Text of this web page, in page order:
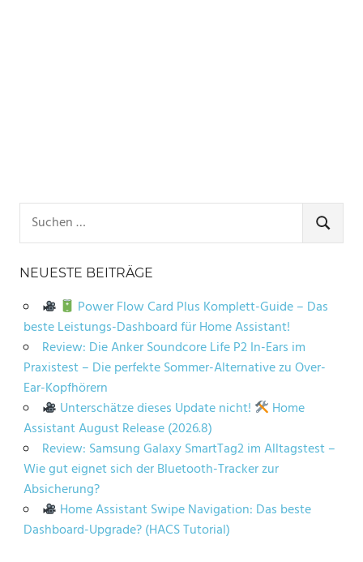
nach:
SUCHEN
NEUESTE BEITRÄGE
Power Flow Card Plus Komplett-Guide – Das
beste Leistungs-Dashboard für Home Assistant!
Review: Die Anker Soundcore Life P2 In-Ears im
Praxistest – Die perfekte Sommer-Alternative zu Over-
Ear-Kopfhörern
Unterschätze dieses Update nicht!
Home
Assistant August Release (2026.8)
Review: Samsung Galaxy SmartTag2 im Alltagstest –
Wie gut eignet sich der Bluetooth-Tracker zur
Absicherung?
Home Assistant Swipe Navigation: Das beste
Dashboard-Upgrade? (HACS Tutorial)